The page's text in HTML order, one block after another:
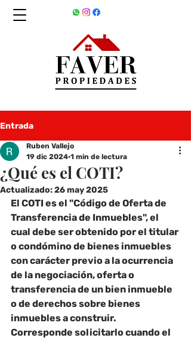
Entrada
¿Qué es el COTI?
Ruben Vallejo
19 dic 2024 1 min de lectura
Actualizado:26 may 2025
El COTI es el "Código de Oferta de
Transferencia de Inmuebles", el
cual debe ser obtenido por el titular
o condómino de bienes inmuebles
con carácter previo a la ocurrencia
de la negociación, oferta o
transferencia de un bien inmueble
o de derechos sobre bienes
inmuebles a construir.
Corresponde solicitarlo cuando el